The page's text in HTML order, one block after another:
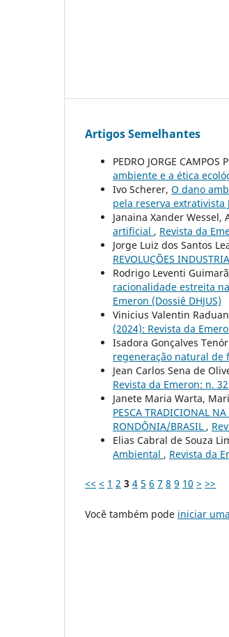
Artigos Semelhantes
PEDRO JORGE
ambiente e a ética
Ivo Scherer, O dano
pela reserva extrativista
Janaina Xander Wessel,
artificial , Revista da
Jorge Luiz dos Santos
REVOLUÇÕES
Rodrigo Leventi
racionalidade estreita
Emeron (Dossiê DHJUS)
Vinicius Valentin
(2024): Revista da
Isadora Gonçalves
regeneração natural de
Jean Carlos Sena de
Revista da Emeron: n.
Janete Maria Warta,
PESCA TRADICIONAL
RONDÔNIA/BRASIL ,
Elias Cabral de Souza
Ambiental , Revista da
<< < 1 2 3 4 5 6 7 8 9 10 > >>
Você também pode iniciar